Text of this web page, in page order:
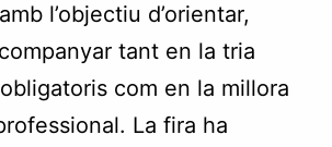
l’objectiu d’orientar,
tant en la tria
com en la millora
La fira ha